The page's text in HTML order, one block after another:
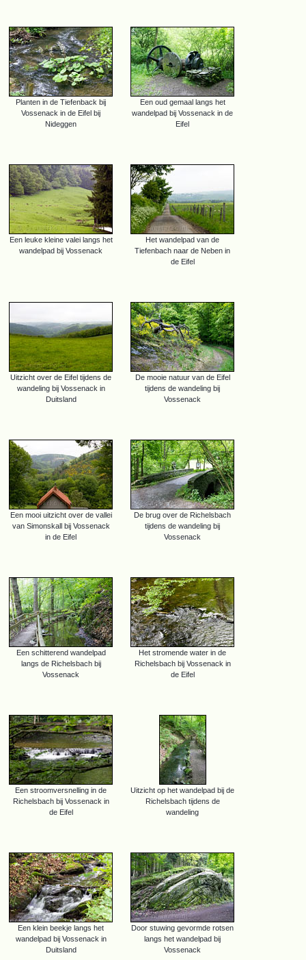
Planten in de Tiefenback bij
Vossenack in de Eifel bij
Nideggen
Een oud gemaal langs het
wandelpad bij Vossenack in de
Eifel
Een leuke kleine valei langs het
wandelpad bij Vossenack
Het wandelpad van de
Tiefenbach naar de Neben in
de Eifel
Uitzicht over de Eifel tijdens de
wandeling bij Vossenack in
Duitsland
De mooie natuur van de Eifel
tijdens de wandeling bij
Vossenack
Een mooi uitzicht over de vallei
van Simonskall bij Vossenack
in de Eifel
De brug over de Richelsbach
tijdens de wandeling bij
Vossenack
Een schitterend wandelpad
langs de Richelsbach bij
Vossenack
Het stromende water in de
Richelsbach bij Vossenack in
de Eifel
Een stroomversnelling in de
Richelsbach bij Vossenack in
de Eifel
Uitzicht op het wandelpad bij de
Richelsbach tijdens de
wandeling
Een klein beekje langs het
wandelpad bij Vossenack in
Duitsland
Door stuwing gevormde rotsen
langs het wandelpad bij
Vossenack